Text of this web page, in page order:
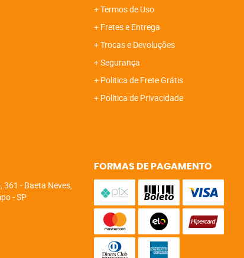
Termos de Uso
Fretes e Entrega
Trocas e Devoluções
Segurança
Politica de Frete Grátis
Política de Privacidade
361 - Baeta Neves,
-SP
FORMAS DE PAGAMENTO